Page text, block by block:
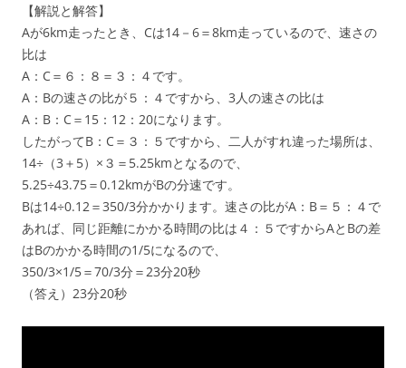
【解説と解答】
Aが6km走ったとき、Cは14－6＝8km走っているので、速さの
比は
A：C＝６：８＝３：４です。
A：Bの速さの比が５：４ですから、3人の速さの比は
A：B：C＝15：12：20になります。
したがってB：C＝３：５ですから、二人がすれ違った場所は、
14÷（3＋5）×３＝5.25kmとなるので、
5.25÷43.75＝0.12kmがBの分速です。
Bは14÷0.12＝350/3分かかります。速さの比がA：B＝５：４で
あれば、同じ距離にかかる時間の比は４：５ですからAとBの差
はBのかかる時間の1/5になるので、
350/3×1/5＝70/3分＝23分20秒
（答え）23分20秒